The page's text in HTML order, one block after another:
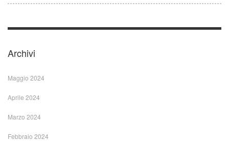
Archivi
Maggio 2024
Aprile 2024
Marzo 2024
Febbraio 2024